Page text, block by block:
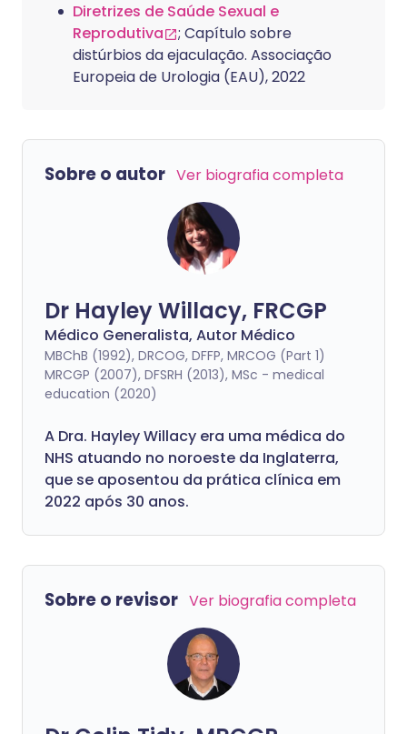
Diretrizes de Saúde Sexual e
Reprodutiva
; Capítulo sobre
distúrbios da ejaculação. Associação
Europeia de Urologia (EAU), 2022
Sobre o autor Ver biografia completa
Dr Hayley Willacy, FRCGP
Médico Generalista, Autor Médico
MBChB (1992), DRCOG, DFFP, MRCOG (Part 1)
MRCGP (2007), DFSRH (2013), MSc - medical
education (2020)
A Dra. Hayley Willacy era uma médica do
NHS atuando no noroeste da Inglaterra,
que se aposentou da prática clínica em
2022 após 30 anos.
Sobre o revisor Ver biografia completa